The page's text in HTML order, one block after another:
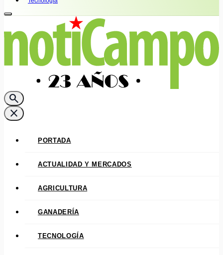
search
close
PORTADA
ACTUALIDAD Y MERCADOS
AGRICULTURA
GANADERÍA
TECNOLOGÍA